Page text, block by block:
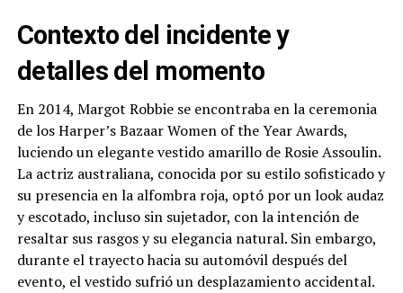
Contexto del incidente y
detalles del momento
En 2014, Margot Robbie se encontraba en la ceremonia
de los Harper’s Bazaar Women of the Year Awards,
luciendo un elegante vestido amarillo de Rosie Assoulin.
La actriz australiana, conocida por su estilo sofisticado y
su presencia en la alfombra roja, optó por un look audaz
y escotado, incluso sin sujetador, con la intención de
resaltar sus rasgos y su elegancia natural. Sin embargo,
durante el trayecto hacia su automóvil después del
evento, el vestido sufrió un desplazamiento accidental.